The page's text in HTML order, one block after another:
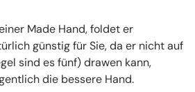
Made Hand, foldet er
günstig für Sie, da er nicht auf
sind es fünf) drawen kann,
die bessere Hand.